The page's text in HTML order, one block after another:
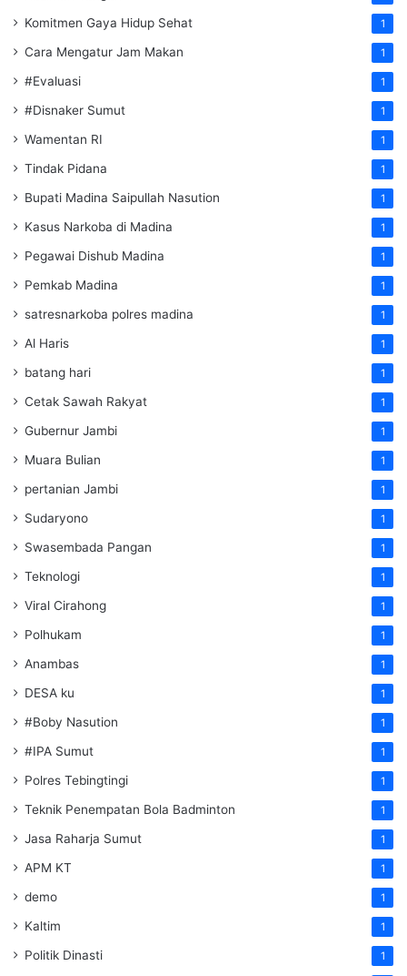
Komitmen Gaya Hidup Sehat 1
Cara Mengatur Jam Makan 1
#Evaluasi 1
#Disnaker Sumut 1
Wamentan RI 1
Tindak Pidana 1
Bupati Madina Saipullah Nasution 1
Kasus Narkoba di Madina 1
Pegawai Dishub Madina 1
Pemkab Madina 1
satresnarkoba polres madina 1
Al Haris 1
batang hari 1
Cetak Sawah Rakyat 1
Gubernur Jambi 1
Muara Bulian 1
pertanian Jambi 1
Sudaryono 1
Swasembada Pangan 1
Teknologi 1
Viral Cirahong 1
Polhukam 1
Anambas 1
DESA ku 1
#Boby Nasution 1
#IPA Sumut 1
Polres Tebingtingi 1
Teknik Penempatan Bola Badminton 1
Jasa Raharja Sumut 1
APM KT 1
demo 1
Kaltim 1
Politik Dinasti 1